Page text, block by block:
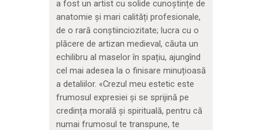
a fost un artist cu solide cunoștințe de
anatomie și mari calități profesionale,
de o rară conștiinciozitate; lucra cu o
plăcere de artizan medieval, căuta un
echilibru al maselor în spațiu, ajungînd
cel mai adesea la o finisare minuțioasă
a detaliilor. «Crezul meu estetic este
frumosul expresiei și se sprijină pe
credința morală și spirituală, pentru că
numai frumosul te transpune, te